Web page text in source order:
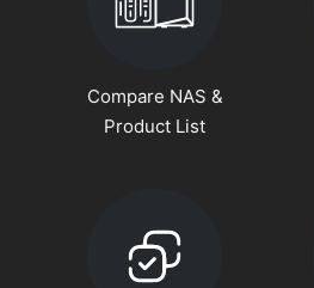
Compare NAS &
Product List